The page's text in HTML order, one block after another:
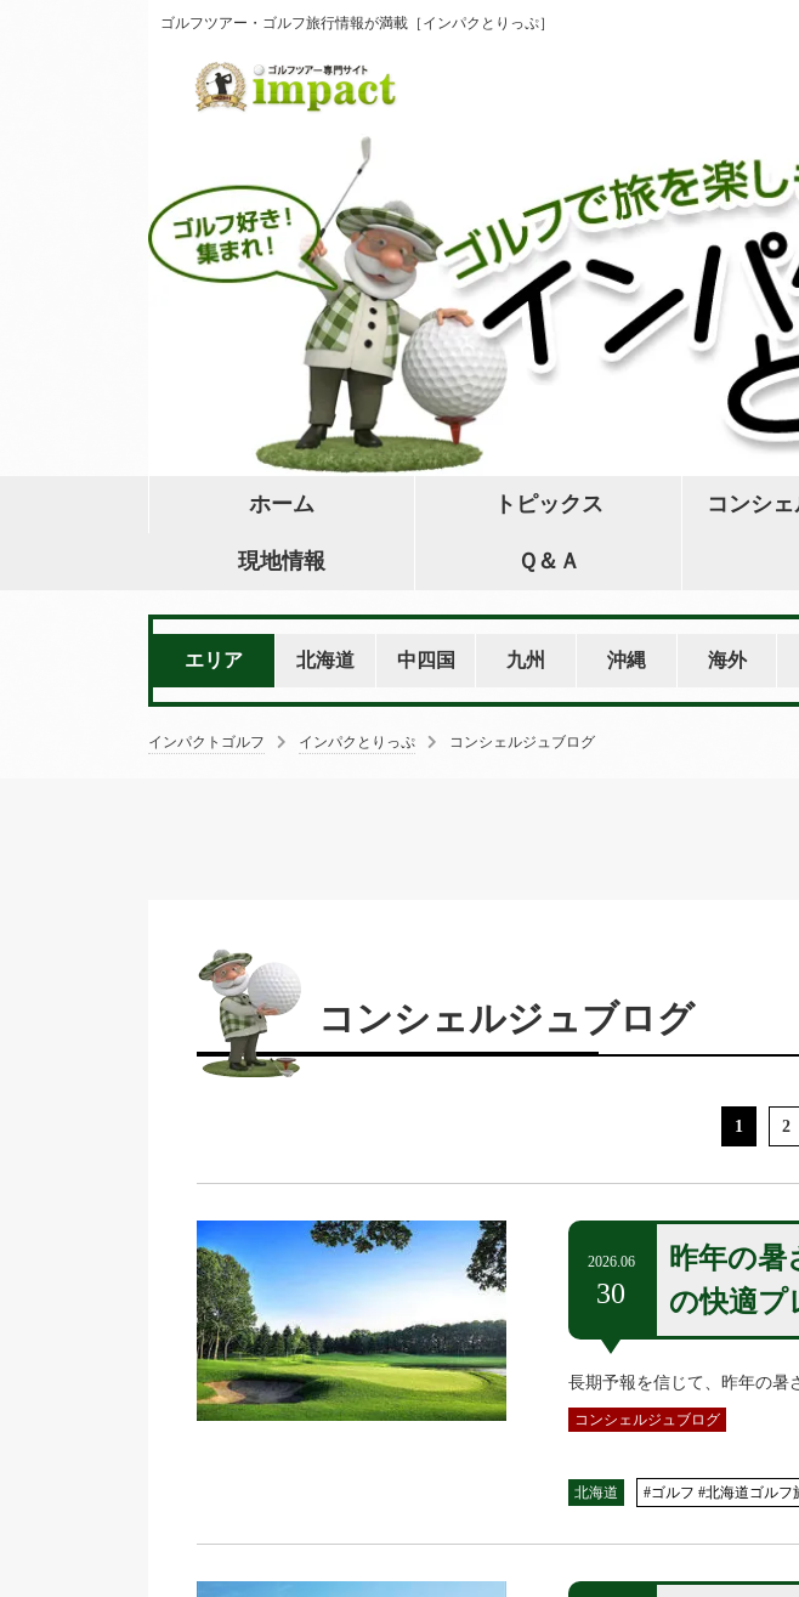
ゴルフツアー・ゴルフ旅行情報が満載［インパクとりっぷ］
ホーム トピックス コンシ
現地情報 Ｑ＆Ａ
エリア 北海道 中四国 九州 沖縄 海外
インパクトゴルフ インパクとりっぷ コンシェルジュブログ
コンシェルジュブログ
1 2
2026.06
30
昨年の暑
の快適プ
長期予報を信じて、昨年の
コンシェルジュブログ
北海道 #ゴルフ #北海道ゴルフ